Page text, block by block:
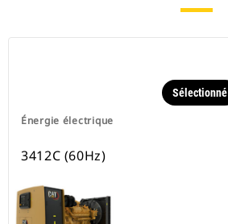
Énergie électrique
Sélectionné
3412C (60Hz)